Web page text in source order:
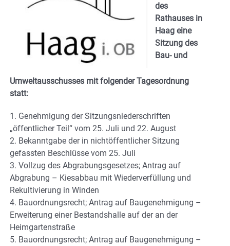
des
Rathauses in
Haag eine
Sitzung des
Bau- und
Umweltausschusses mit folgender Tagesordnung
statt:
1. Genehmigung der Sitzungsniederschriften
„öffentlicher Teil“ vom 25. Juli und 22. August
2. Bekanntgabe der in nichtöffentlicher Sitzung
gefassten Beschlüsse vom 25. Juli
3. Vollzug des Abgrabungsgesetzes; Antrag auf
Abgrabung – Kiesabbau mit Wiederverfüllung und
Rekultivierung in Winden
4. Bauordnungsrecht; Antrag auf Baugenehmigung –
Erweiterung einer Bestandshalle auf der an der
Heimgartenstraße
5. Bauordnungsrecht; Antrag auf Baugenehmigung –